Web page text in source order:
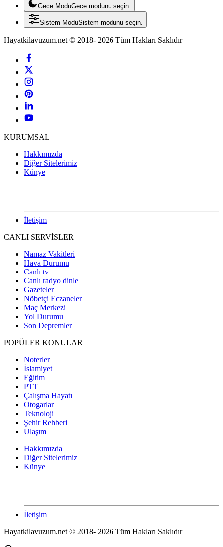
Gece ModuGece modunu seçin.
Sistem ModuSistem modunu seçin.
Hayatkilavuzum.net © 2018- 2026 Tüm Hakları Saklıdır
KURUMSAL
Hakkımızda
Diğer Sitelerimiz
Künye
İletişim
CANLI SERVİSLER
Namaz Vakitleri
Hava Durumu
Canlı tv
Canlı radyo dinle
Gazeteler
Nöbetçi Eczaneler
Maç Merkezi
Yol Durumu
Son Depremler
POPÜLER KONULAR
Noterler
İslamiyet
Eğitim
PTT
Çalışma Hayatı
Otogarlar
Teknoloji
Şehir Rehberi
Ulaşım
Hakkımızda
Diğer Sitelerimiz
Künye
İletişim
Hayatkilavuzum.net © 2018- 2026 Tüm Hakları Saklıdır